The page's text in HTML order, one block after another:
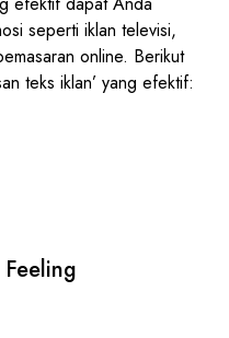
seperti iklan televisi,
online. Berikut
teks iklan’ yang efektif: